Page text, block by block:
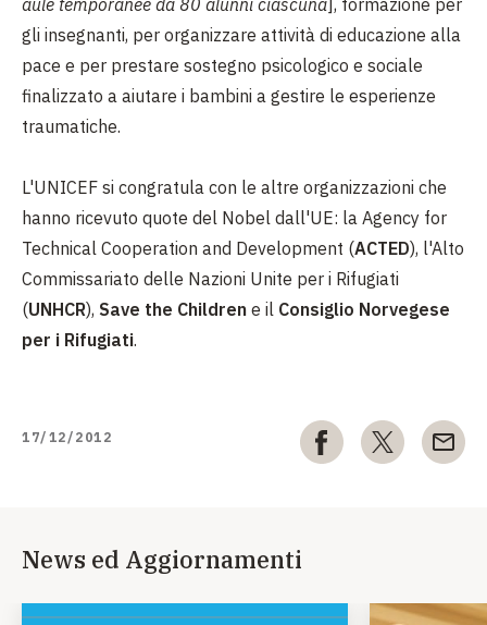
aule temporanee da 80 alunni ciascuna], formazione per
gli insegnanti, per organizzare attività di educazione alla
pace e per prestare sostegno psicologico e sociale
finalizzato a aiutare i bambini a gestire le esperienze
traumatiche.
L'UNICEF si congratula con le altre organizzazioni che
hanno ricevuto quote del Nobel dall'UE: la Agency for
Technical Cooperation and Development (ACTED), l'Alto
Commissariato delle Nazioni Unite per i Rifugiati
(UNHCR), Save the Children e il Consiglio Norvegese
per i Rifugiati.
17/12/2012
News ed Aggiornamenti